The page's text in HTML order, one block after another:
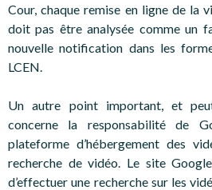
Cour, chaque remise en ligne de la
doit pas être analysée comme un
nouvelle notification dans les
LCEN.
Un autre point important, et
concerne la responsabilité de
plateforme d’hébergement des
recherche de vidéo. Le site
d’effectuer une recherche sur les